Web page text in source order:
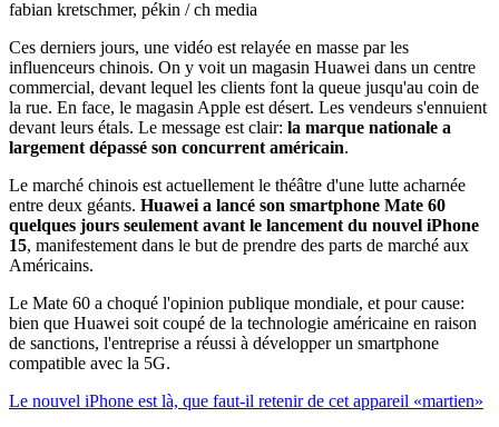
fabian kretschmer, pékin / ch media
Ces derniers jours, une vidéo est relayée en masse par les
influenceurs chinois. On y voit un magasin Huawei dans un centre
commercial, devant lequel les clients font la queue jusqu'au coin de
la rue. En face, le magasin Apple est désert. Les vendeurs s'ennuient
devant leurs étals. Le message est clair: la marque nationale a
largement dépassé son concurrent américain.
Le marché chinois est actuellement le théâtre d'une lutte acharnée
entre deux géants. Huawei a lancé son smartphone Mate 60
quelques jours seulement avant le lancement du nouvel iPhone
15, manifestement dans le but de prendre des parts de marché aux
Américains.
Le Mate 60 a choqué l'opinion publique mondiale, et pour cause:
bien que Huawei soit coupé de la technologie américaine en raison
de sanctions, l'entreprise a réussi à développer un smartphone
compatible avec la 5G.
Le nouvel iPhone est là, que faut-il retenir de cet appareil «martien»